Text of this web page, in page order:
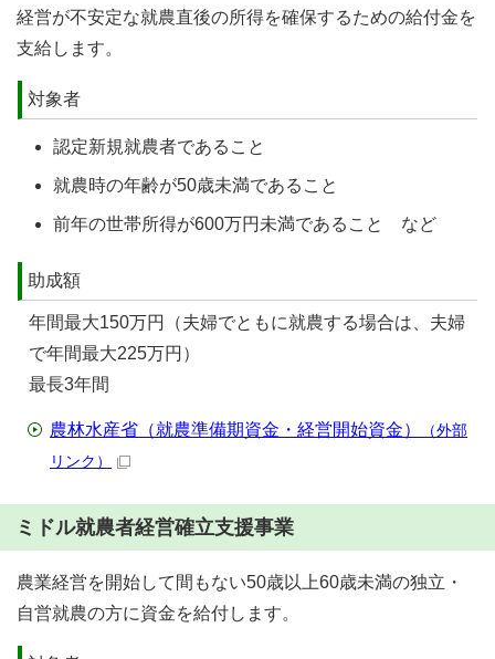
経営が不安定な就農直後の所得を確保するための給付金を
支給します。
対象者
認定新規就農者であること
就農時の年齢が50歳未満であること
前年の世帯所得が600万円未満であること など
助成額
年間最大150万円（夫婦でともに就農する場合は、夫婦
で年間最大225万円）
最長3年間
農林水産省（就農準備期資金・経営開始資金）
（外部
リンク）
ミドル就農者経営確立支援事業
農業経営を開始して間もない50歳以上60歳未満の独立・
自営就農の方に資金を給付します。